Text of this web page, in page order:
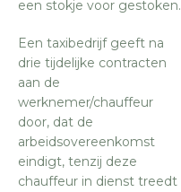
een stokje voor gestoken.
Een taxibedrijf geeft na
drie tijdelijke contracten
aan de
werknemer/chauffeur
door, dat de
arbeidsovereenkomst
eindigt, tenzij deze
chauffeur in dienst treedt